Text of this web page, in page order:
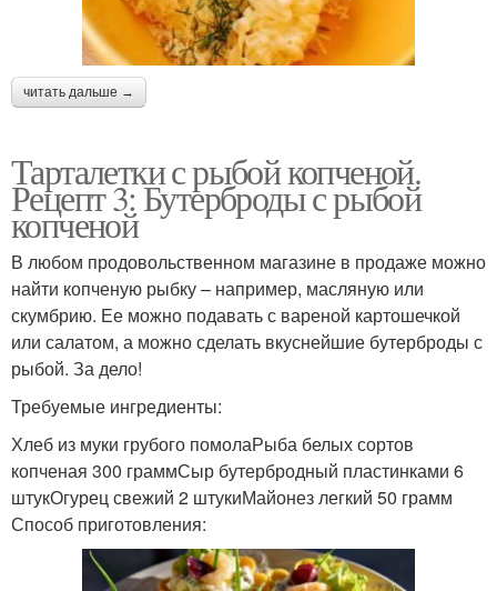
читать дальше →
Тарталетки с рыбой копченой.
Рецепт 3: Бутерброды с рыбой
копченой
В любом продовольственном магазине в продаже можно
найти копченую рыбку – например, масляную или
скумбрию. Ее можно подавать с вареной картошечкой
или салатом, а можно сделать вкуснейшие бутерброды с
рыбой. За дело!
Требуемые ингредиенты:
Хлеб из муки грубого помолаРыба белых сортов
копченая 300 граммСыр бутербродный пластинками 6
штукОгурец свежий 2 штукиМайонез легкий 50 грамм
Способ приготовления: